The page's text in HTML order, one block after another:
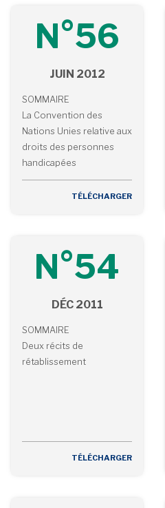
N°56
JUIN 2012
SOMMAIRE
La Convention des
Nations Unies relative aux
droits des personnes
handicapées
TÉLÉCHARGER
N°54
DÉC 2011
SOMMAIRE
Deux récits de
rétablissement
TÉLÉCHARGER